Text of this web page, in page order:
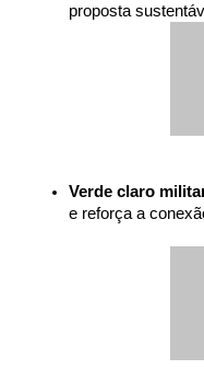
proposta
Verde claro
e reforça a